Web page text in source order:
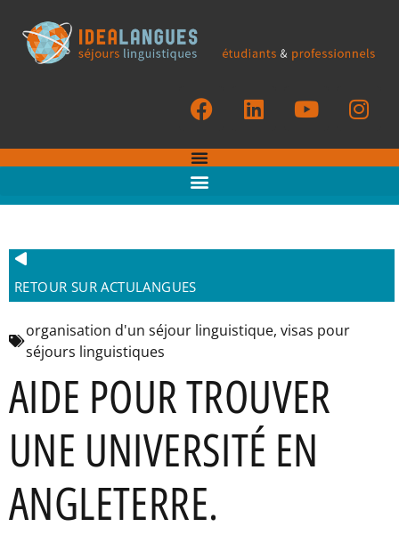
RETOUR SUR ACTULANGUES
organisation d'un séjour linguistique, visas pour
séjours linguistiques
AIDE POUR TROUVER
UNE UNIVERSITÉ EN
ANGLETERRE.